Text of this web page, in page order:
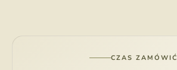
CZAS ZAMÓWIĆ